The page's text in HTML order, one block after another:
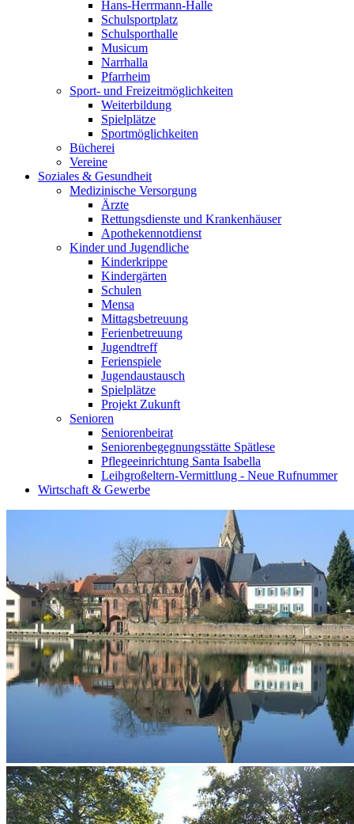
Hans-Herrmann-Halle
Schulsportplatz
Schulsporthalle
Musicum
Narrhalla
Pfarrheim
Sport- und Freizeitmöglichkeiten
Weiterbildung
Spielplätze
Sportmöglichkeiten
Bücherei
Vereine
Soziales & Gesundheit
Medizinische Versorgung
Ärzte
Rettungsdienste und Krankenhäuser
Apothekennotdienst
Kinder und Jugendliche
Kinderkrippe
Kindergärten
Schulen
Mensa
Mittagsbetreuung
Ferienbetreuung
Jugendtreff
Ferienspiele
Jugendaustausch
Spielplätze
Projekt Zukunft
Senioren
Seniorenbeirat
Seniorenbegegnungsstätte Spätlese
Pflegeeinrichtung Santa Isabella
Leihgroßeltern-Vermittlung - Neue Rufnummer
Wirtschaft & Gewerbe